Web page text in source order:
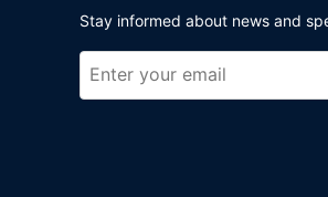
Stay informed about news and